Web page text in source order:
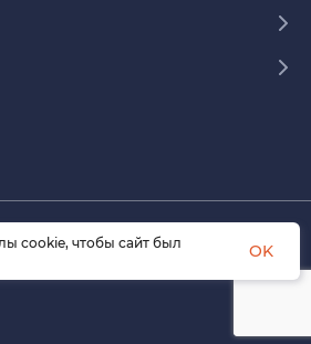
Все права защищены
cookie, чтобы сайт был
OK